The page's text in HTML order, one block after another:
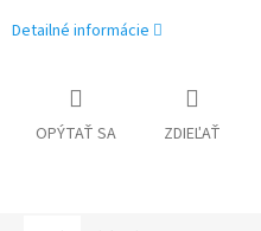
Detailné informácie
OPÝTAŤ SA ZDIEĽAŤ